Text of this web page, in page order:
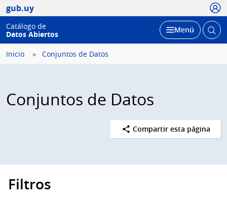
gub.uy
Catálogo de
Datos Abiertos
Desplegar
Menú Abrir
Inicio Conjuntos de Datos
Conjuntos de Datos
Compartir esta página
Filtros